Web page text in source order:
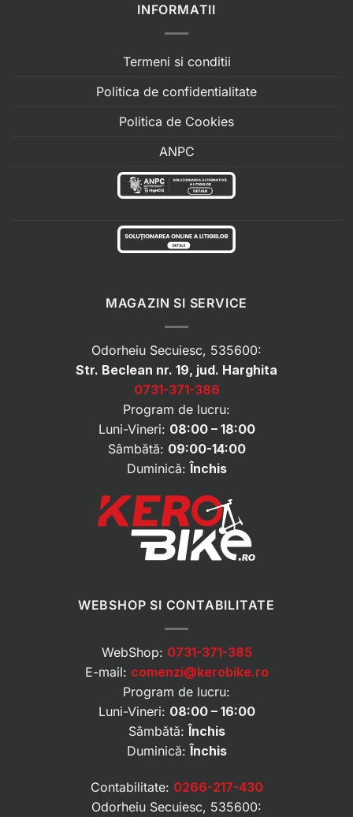
INFORMATII
Termeni si conditii
Politica de confidentialitate
Politica de Cookies
ANPC
MAGAZIN SI SERVICE
Odorheiu Secuiesc, 535600:
Str. Beclean nr. 19, jud. Harghita
0731-371-386
Program de lucru:
Luni-Vineri: 08:00 – 18:00
Sâmbătă: 09:00-14:00
Duminică:Închis
WEBSHOP SI CONTABILITATE
WebShop: 0731-371-385
E-mail: comenzi@kerobike.ro
Program de lucru:
Luni-Vineri: 08:00 – 16:00
Sâmbătă: Închis
Duminică: Închis
Contabilitate: 0266-217-430
Odorheiu Secuiesc, 535600: